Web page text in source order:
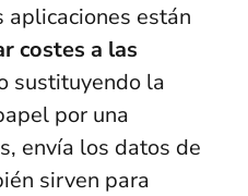
aplicaciones están
costes a las
sustituyendo la
por una
envía los datos de
sirven para